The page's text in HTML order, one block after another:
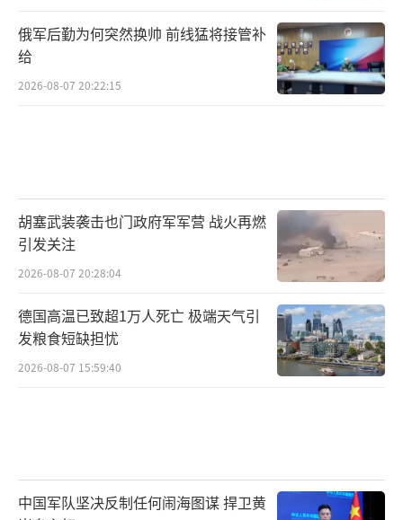
俄军后勤为何突然换帅 前线猛将接管补
给
2026-08-07 20:22:15
胡塞武装袭击也门政府军军营 战火再燃
引发关注
2026-08-07 20:28:04
德国高温已致超1万人死亡 极端天气引
发粮食短缺担忧
2026-08-07 15:59:40
中国军队坚决反制任何闹海图谋 捍卫黄